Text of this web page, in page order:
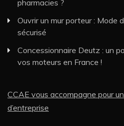
pharmacies ?
Ouvrir un mur porteur : Mode
sécurisé
Concessionnaire Deutz : un
vos moteurs en France !
CCAE vous accompagne pour
d’entreprise